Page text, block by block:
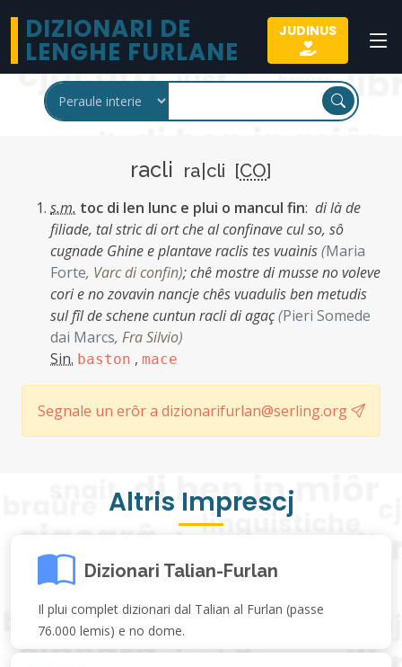
DIZIONARI DE
LENGHE FURLANE
JUDINUS
racli ra|cli [CO]
s.m. toc di len lunc e plui o mancul fin: di là de
filiade, tal stric di ort che al confinave cul so, sô
cugnade Ghine e plantave raclis tes vuaìnis(Maria
Forte, Varc di confin);chê mostre di musse no voleve
cori e no zovavin nancje chês vuadulis ben metudis
sul fîl de schene cuntun racli di agaç(Pieri Somede
dai Marcs, Fra Silvio)
Sin. baston , mace
Segnale un erôr a dizionarifurlan@serling.org
Altris Imprescj
Dizionari Talian-Furlan
Il plui complet dizionari dal Talian al Furlan (passe
76.000 lemis) e no dome.